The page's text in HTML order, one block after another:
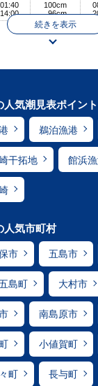
01:40
14:00
100cm
96cm
続きを表示
気潮見表ポイント
鵜泊漁港
干拓地 館浜
人気市町村
市 五島市
島町 大村市
南島原市
小値賀町
町 長与町